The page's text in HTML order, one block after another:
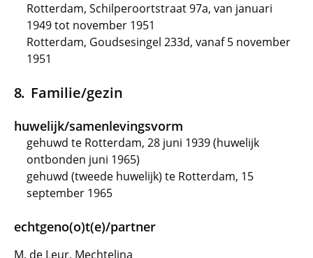
Rotterdam, Schilperoortstraat 97a, van januari
1949 tot november 1951
Rotterdam, Goudsesingel 233d, vanaf 5 november
1951
Familie/gezin
huwelijk/samenlevingsvorm
gehuwd te Rotterdam, 28 juni 1939 (huwelijk
ontbonden juni 1965)
gehuwd (tweede huwelijk) te Rotterdam, 15
september 1965
echtgeno(o)t(e)/partner
M. de Leur, Mechtelina